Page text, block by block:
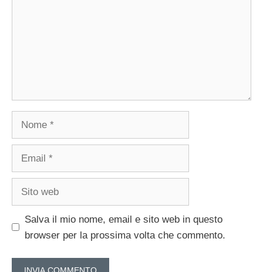
Salva il mio nome, email e sito web in questo
browser per la prossima volta che commento.